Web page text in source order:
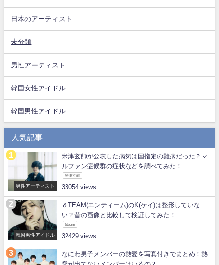
日本のアーティスト
未分類
男性アーティスト
韓国女性アイドル
韓国男性アイドル
人気記事
男性アーティスト
米津玄師が公表した病気は国指定の難病だった？マ
ルファン症候群の症状などを調べてみた！
米津玄師
33054
韓国男性アイドル
＆TEAM(エンティーム)のK(ケイ)は整形していな
い？昔の画像と比較して検証してみた！
&team
32429
なにわ男子メンバーの熱愛を写真付きでまとめ！熱